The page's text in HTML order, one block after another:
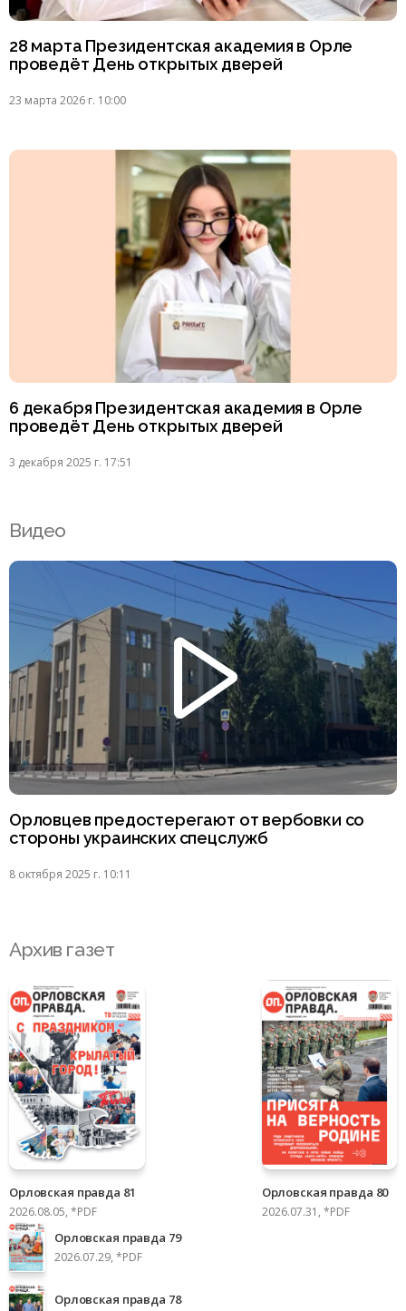
28 марта Президентская академия в Орле
проведёт День открытых дверей
23 марта 2026 г. 10:00
6 декабря Президентская академия в Орле
проведёт День открытых дверей
3 декабря 2025 г. 17:51
Видео
Орловцев предостерегают от вербовки со
стороны украинских спецслужб
8 октября 2025 г. 10:11
Архив газет
Орловская правда 81
2026.08.05, *PDF
Орловская правда 80
2026.07.31, *PDF
Орловская правда 79
2026.07.29, *PDF
Орловская правда 78